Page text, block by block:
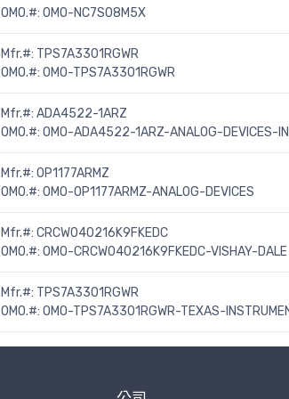
OMO.#: OMO-NC7S08M5X
Mfr.#: TPS7A3301RGWR
OMO.#: OMO-TPS7A3301RGWR
Mfr.#: ADA4522-1ARZ
OMO.#: OMO-ADA4522-1ARZ-ANALOG-DEVICES-
Mfr.#: OP1177ARMZ
OMO.#: OMO-OP1177ARMZ-ANALOG-DEVICES
Mfr.#: CRCW040216K9FKEDC
OMO.#: OMO-CRCW040216K9FKEDC-VISHAY-DALE
Mfr.#: TPS7A3301RGWR
OMO.#: OMO-TPS7A3301RGWR-TEXAS-